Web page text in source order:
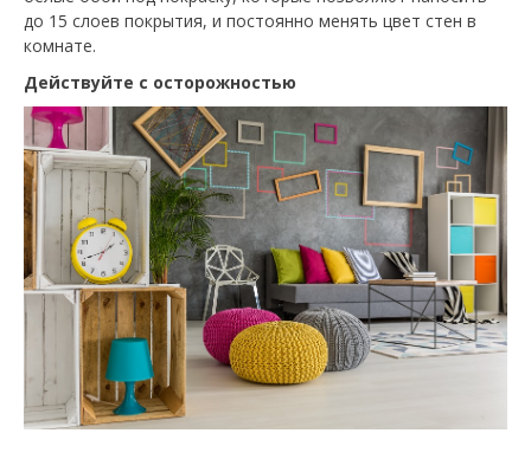
до 15 слоев покрытия, и постоянно менять цвет стен в
комнате.
Действуйте с осторожностью